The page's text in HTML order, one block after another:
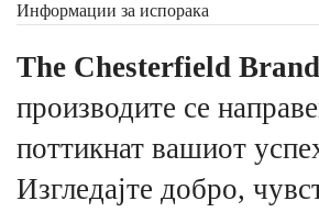
Информации за испорака
The Chesterfield Brand
производите се
поттикнат вашиот
Изгледајте добро,